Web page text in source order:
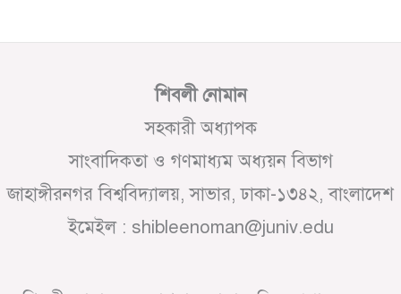
শিবলী নোমান
সহকারী অধ্যাপক
সাংবাদিকতা ও গণমাধ্যম অধ্যয়ন বিভাগ
জাহাঙ্গীরনগর বিশ্ববিদ্যালয়, সাভার, ঢাকা-১৩৪২, বাংলাদেশ
ইমেইল : shibleenoman@juniv.edu